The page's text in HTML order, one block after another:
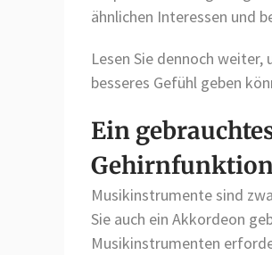
ähnlichen Interessen und
Lesen Sie dennoch weiter,
besseres Gefühl geben
Ein
Musikinstrumente sind
Sie auch ein Akkordeon
Musikinstrumenten